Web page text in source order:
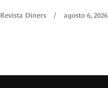
Revista Diners / agosto 6, 2026